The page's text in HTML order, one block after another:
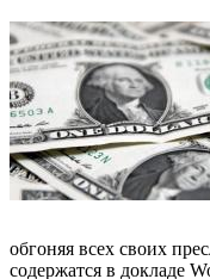
обгоняя всех своих
содержатся в докладе